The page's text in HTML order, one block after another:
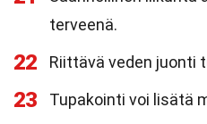
terveenä.
22 Riittävä veden juonti
23 Tupakointi voi lisätä